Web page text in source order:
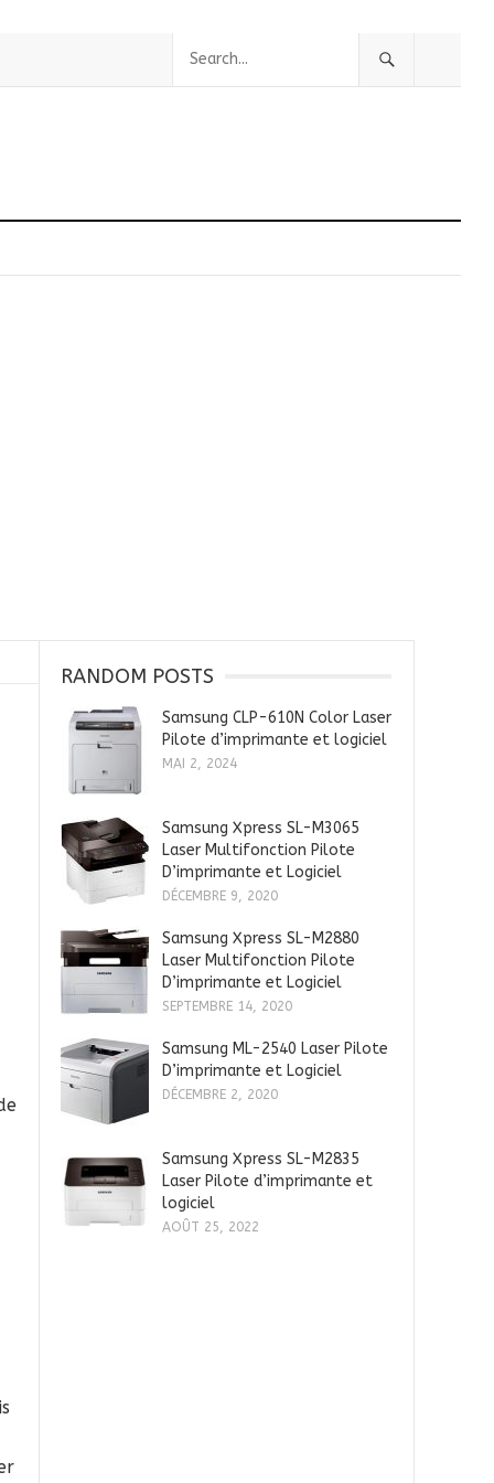
RANDOM POSTS
Samsung CLP-610N Color Laser
Pilote d’imprimante et logiciel
MAI 2, 2024
Samsung Xpress SL-M3065
Laser Multifonction Pilote
D’imprimante et Logiciel
DÉCEMBRE 9, 2020
Samsung Xpress SL-M2880
Laser Multifonction Pilote
D’imprimante et Logiciel
SEPTEMBRE 14, 2020
Samsung ML-2540 Laser Pilote
D’imprimante et Logiciel
DÉCEMBRE 2, 2020
Samsung Xpress SL-M2835
Laser Pilote d’imprimante et
logiciel
AOÛT 25, 2022